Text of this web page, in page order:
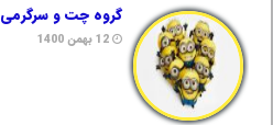
گروه چت و سرگرمی
12 بهمن 1400